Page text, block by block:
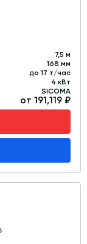
7,5 м
168 мм
до 17 т/час
4 кВт
SICOMA
от 191,119 ₽